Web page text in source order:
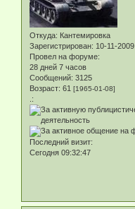
Откуда: Кантемировка
Зарегистрирован: 10-11-2009
Провел на форуме:
28 дней 7 часов
Сообщений: 3125
Возраст: 61 [1965-01-08]
.:
Последний визит:
Сегодня 09:32:47